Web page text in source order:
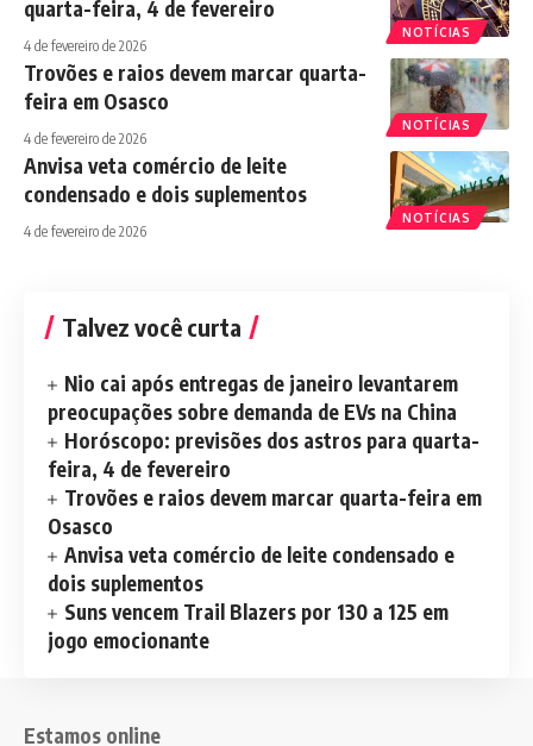
NOTÍCIAS
quarta-feira, 4 de fevereiro
4 de fevereiro de 2026
NOTÍCIAS
Trovões e raios devem marcar quarta-
feira em Osasco
4 de fevereiro de 2026
NOTÍCIAS
Anvisa veta comércio de leite
condensado e dois suplementos
4 de fevereiro de 2026
Talvez você curta
Nio cai após entregas de janeiro levantarem
preocupações sobre demanda de EVs na China
Horóscopo: previsões dos astros para quarta-
feira, 4 de fevereiro
Trovões e raios devem marcar quarta-feira em
Osasco
Anvisa veta comércio de leite condensado e
dois suplementos
Suns vencem Trail Blazers por 130 a 125 em
jogo emocionante
Estamos online